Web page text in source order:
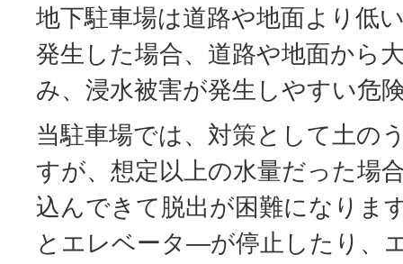
地下駐車場は道路や地面より低
発生した場合、道路や地面から
み、浸水被害が発生しやすい危
当駐車場では、対策として土の
すが、想定以上の水量だった場
込んできて脱出が困難になりま
とエレベータ―が停止したり、